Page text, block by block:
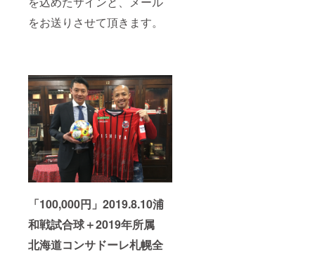
をお送りさせて頂きます。
「100,000円」2019.8.10浦
和戦試合球＋2019年所属
北海道コンサドーレ札幌全